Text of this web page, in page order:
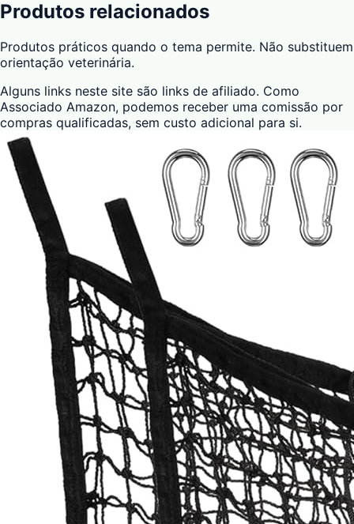
Produtos relacionados
Produtos práticos quando o tema permite. Não substituem
orientação veterinária.
Alguns links neste site são links de afiliado. Como
Associado Amazon, podemos receber uma comissão por
compras qualificadas, sem custo adicional para si.